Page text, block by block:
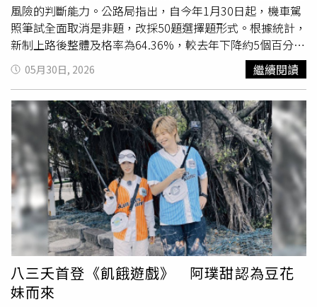
了，剩他雙腿發抖在台上清唱，「現在唱歌會抖音，可能事
當時嚇出來的」。康康說諧星搞笑慣了，認真的時候常怕人
家不相信，他的嬌妻小他18歲，岳父只大康康8歲，擔心女
兒被騙的岳母，是因為親自在網路上搜尋資料，被康康的善
良打動，「她說看到我有認養一些孤兒，相信我心地很柔
兒出生的那一年，是出道20年愛唱歌的康康，第一次入圍金
曲獎台語男歌手，他說女兒很愛看他的表演，都會對他說
「爸爸是我的偶像」。
風險的判斷能力。公路局指出，自今年1月30日起，機車駕
照筆試全面取消是非題，改採50題選擇題形式。根據統計，
新制上路後整體及格率為64.36%，較去年下降約5個百分
點，顯示新題型提高試題鑑別度，也更能檢驗考生對交通法
規及安全觀念的理解程度。除了機車筆試改革外，汽車駕照
筆試也將自6月底起實施新制。公路局表示，新版考試將取
消現行是非題，選擇題數量由40題增加至50題，同時新增5
題情境危險感知題，占總題數約10%。公路局說明，情境危
險感知題將透過實際道路情境設計題目，考驗考生辨識潛在
危險及即時應變的能力，藉此培養正確駕駛觀念，降低交通
事故發生風險。為協助民眾提前準備考試，公路局已將新版
汽車駕照筆試題庫公布於官網，供考生查閱與練習。公路局
呼籲有意報考駕照的民眾及早熟悉新題型內容，以因應即將
上路的考照新制度。
05月30日, 2026 繼續閱讀
八三夭首登《飢餓遊戲》 阿璞甜認為豆花
妹而來